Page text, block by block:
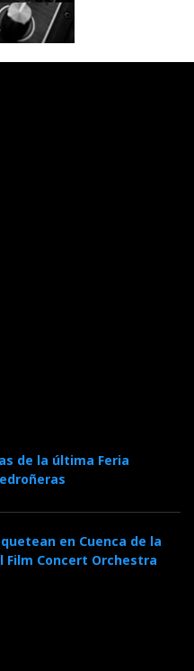
de la última Feria
en Cuenca de la
Film Concert Orchestra